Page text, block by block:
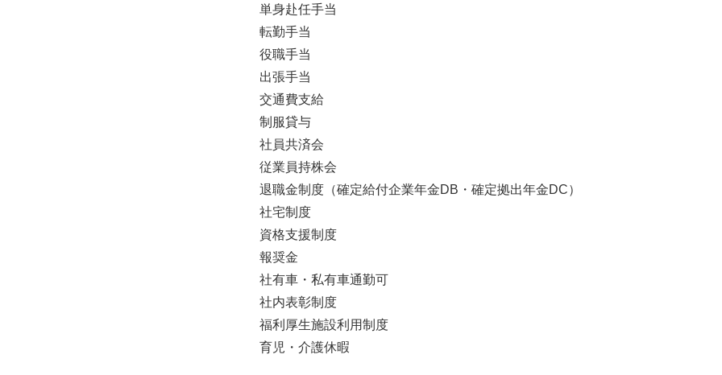
単身赴任手当
転勤手当
役職手当
出張手当
交通費支給
制服貸与
社員共済会
従業員持株会
退職金制度（確定給付企業年金DB・確定拠出年金DC）
社宅制度
資格支援制度
報奨金
社有車・私有車通勤可
社内表彰制度
福利厚生施設利用制度
育児・介護休暇